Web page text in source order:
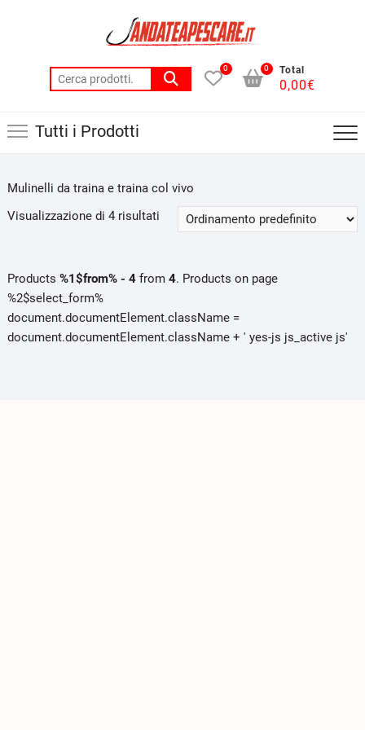
Cerca:
0 Total
0,00€
0
Tutti i Prodotti
Mulinelli da traina e traina col vivo
Visualizzazione di 4 risultati
Products %1$from% - 4from 4. Products on page
%2$select_form%
document.documentElement.className =
document.documentElement.className + ' yes-js js_active js'